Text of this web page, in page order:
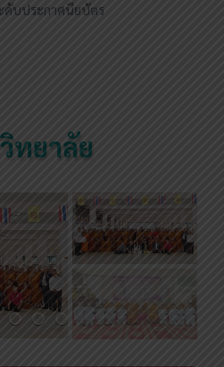
ดับประกาศนียบัตร
ทยาลัย